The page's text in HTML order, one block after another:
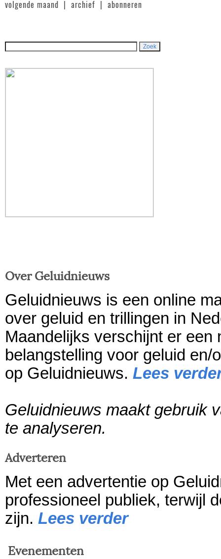
volgende maand archief abonneren
Over Geluidnieuws
Geluidnieuws is een online
over geluid en trillingen in
Maandelijks verschijnt er een
belangstelling voor geluid
op Geluidnieuws. Lees
Geluidnieuws maakt gebruik
te analyseren.
Adverteren
Met een advertentie op
professioneel publiek, terwijl
zijn. Lees verder
Evenementen